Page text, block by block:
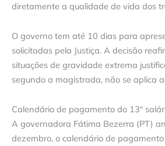
diretamente a qualidade de vida dos
O governo tem até 10 dias para
solicitadas pela Justiça. A decisão
situações de gravidade extrema
segundo a magistrada, não se aplica
Calendário de pagamento do 13º
A governadora Fátima Bezerra (PT)
dezembro, o calendário de pagamento